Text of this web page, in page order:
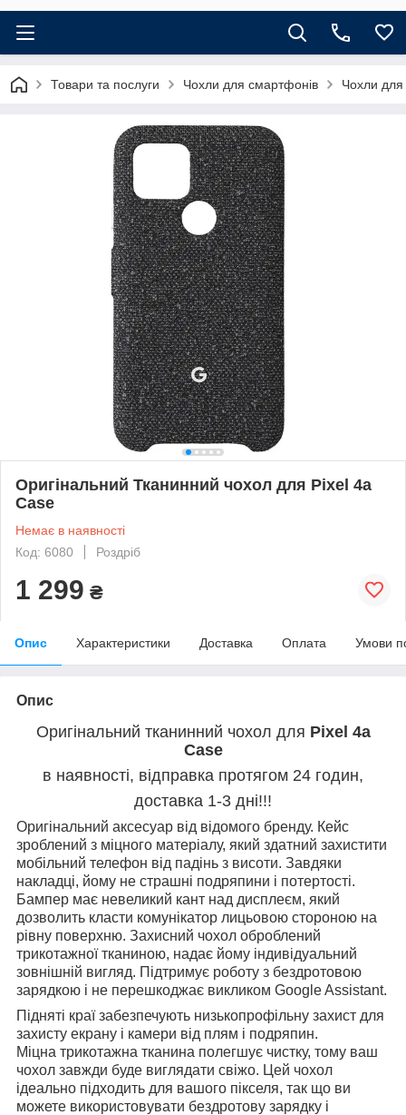
Товари та послуги Чохли для смартфонів Чохли
Оригінальний Тканинний чохол для Pixel 4a
Case
Немає в наявності
Код: 6080
Роздріб
1 299 ₴
Опис Характеристики Доставка Оплата Умови
Опис
Оригінальний тканинний чохол для Pixel 4a
Case
в наявності, відправка протягом 24 годин,
доставка 1-3 дні!!!
Оригінальний аксесуар від відомого бренду. Кейс
зроблений з міцного матеріалу, який здатний захистити
мобільний телефон від падінь з висоти. Завдяки
накладці, йому не страшні подряпини і потертості.
Бампер має невеликий кант над дисплеєм, який
дозволить класти комунікатор лицьовою стороною на
рівну поверхню. Захисний чохол оброблений
трикотажної тканиною, надає йому індивідуальний
зовнішній вигляд. Підтримує роботу з бездротовою
зарядкою і не перешкоджає викликом Google Assistant.
Підняті краї забезпечують низькопрофільну захист для
захисту екрану і камери від плям і подряпин.
Міцна трикотажна тканина полегшує чистку, тому ваш
чохол завжди буде виглядати свіжо. Цей чохол
ідеально підходить для вашого пікселя, так що ви
можете використовувати бездротову зарядку і